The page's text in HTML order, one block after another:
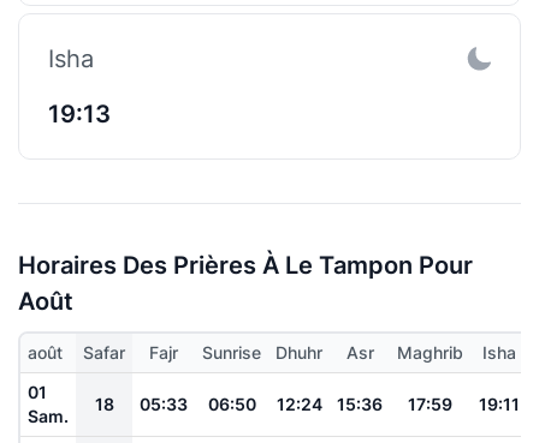
Isha
19:13
Horaires Des Prières À Le Tampon Pour
Août
août Safar Fajr Sunrise Dhuhr Asr Maghrib
Isha
01
Sam.
18 05:33 06:50 12:24 15:36 17:59 19:11